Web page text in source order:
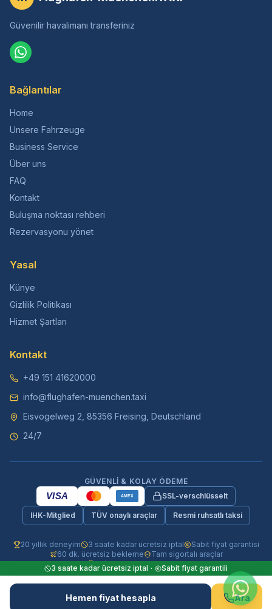
Güvenilir havalimanı transferiniz
Bağlantılar
Home
Unsere Fahrzeuge
Business Service
Über uns
FAQ
Kontakt
Buluşma noktası rehberi
Rezervasyonu yönet
Yasal
Künye
Gizlilik Politikası
Hizmet Şartları
Kontakt
+49 151 41620000
info@flughafen-muenchen.taxi
Eisvogelweg 2, 85356 Freising, Deutschland
24/7
GÜVENLI & KOLAY ÖDEME
VISA AMEX SSL-verschlüsselt
IHK-Mitglied TÜV onaylı araçlar Resmi ruhsatlı taksi
20 yıllık deneyim 3 saate kadar ücretsiz iptal
Sabit fiyat garantisi
60 dk. ücretsiz bekleme
Tam sigortalı araçlar
24/7 telefon & WhatsApp
© 2026 Flughafen-Muenchen.TAXI. Tüm hakları saklıdır.
3 saate kadar ücretsiz iptal · Sabit fiyat garantili
Hemen fiyat hesapla Ara